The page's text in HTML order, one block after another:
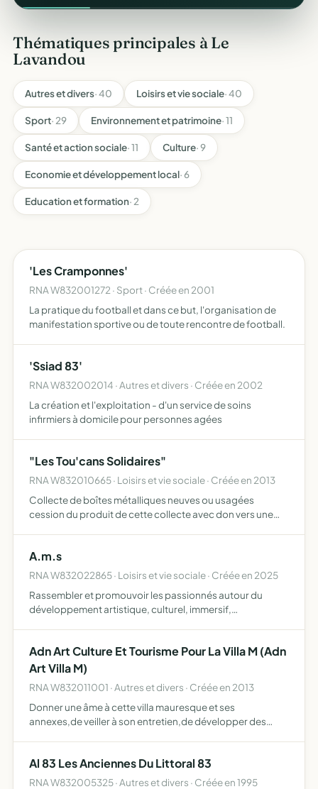
Thématiques principales à Le
Lavandou
Autres et divers· 40 Loisirs et vie sociale· 40
Sport· 29 Environnement et patrimoine· 11
Santé et action sociale· 11 Culture· 9
Economie et développement local· 6
Education et formation· 2
'Les Cramponnes'
RNA W832001272 · Sport · Créée en 2001
La pratique du football et dans ce but, l'organisation de
manifestation sportive ou de toute rencontre de football.
'Ssiad 83'
RNA W832002014 · Autres et divers · Créée en 2002
La création et l'exploitation - d'un service de soins
infirmiers à domicile pour personnes agées
"Les Tou'cans Solidaires"
RNA W832010665 · Loisirs et vie sociale · Créée en 2013
Collecte de boîtes métalliques neuves ou usagées
cession du produit de cette collecte avec don vers une
sensibiliser le …
A.m.s
RNA W832022865 · Loisirs et vie sociale · Créée en 2025
Rassembler et promouvoir les passionnés autour du
développement artistique, culturel, immersif,
l'épanouissemen…
Adn Art Culture Et Tourisme Pour La Villa M (Adn
Art Villa M)
RNA W832011001 · Autres et divers · Créée en 2013
Donner une âme à cette villa mauresque et ses
annexes,de veiller à son entretien,de développer des
Al 83 Les Anciennes Du Littoral 83
RNA W832005325 · Autres et divers · Créée en 1995